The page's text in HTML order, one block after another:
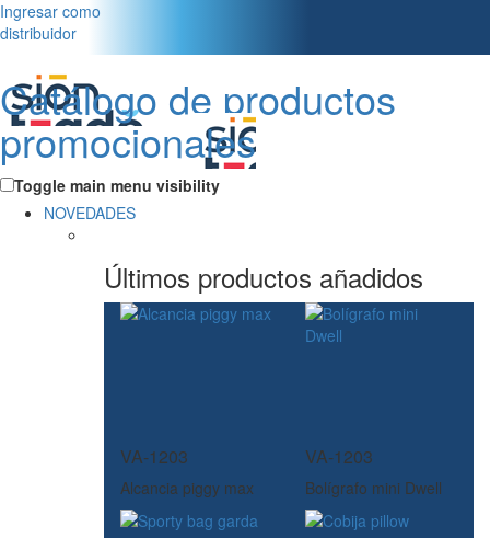
Ingresar como
distribuidor
Catálogo de productos
promocionales
Toggle main menu visibility
NOVEDADES
Últimos productos añadidos
VA-1203
Alcancia piggy max
VA-1203
Bolígrafo mini Dwell